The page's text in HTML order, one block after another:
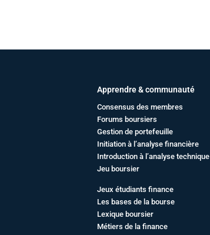
Apprendre & communauté
Consensus des membres
Forums boursiers
Gestion de portefeuille
Initiation à l’analyse financière
Introduction à l’analyse technique
Jeu boursier
Jeux étudiants finance
Les bases de la bourse
Lexique boursier
Métiers de la finance